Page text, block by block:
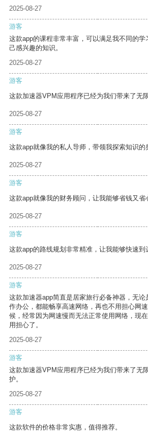
2025-08-27
游客
这款app的课程非常丰富，可以满足我不同的学
己感兴趣的知识。
2025-08-27
游客
这款加速器VPM应用程序已经为我们带来了无
2025-08-27
游客
这款app就像我的私人导师，带领我探索知识的
2025-08-27
游客
这款app就像我的财务顾问，让我能够省钱又省
2025-08-27
游客
这款app的路线规划非常精准，让我能够快速到
2025-08-27
游客
这款加速器app简直是居家旅行必备神器，无
作办公，都能畅享高速网络，再也不用担心网
候，经常因为网速慢而无法正常使用网络，现
用担心了。
2025-08-27
游客
这款加速器VPM应用程序已经为我们带来了无
护。
2025-08-27
游客
这款软件的价格非常实惠，值得推荐。